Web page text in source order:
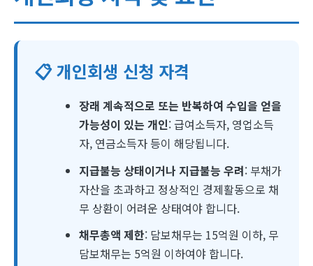
📋 개인회생 신청 자격
장래 계속적으로 또는 반복하여 수입을 얻을
가능성이 있는 개인: 급여소득자, 영업소득
자, 연금소득자 등이 해당됩니다.
지급불능 상태이거나 지급불능 우려: 부채가
자산을 초과하고 정상적인 경제활동으로 채
무 상환이 어려운 상태여야 합니다.
채무총액 제한: 담보채무는 15억원 이하, 무
담보채무는 5억원 이하여야 합니다.